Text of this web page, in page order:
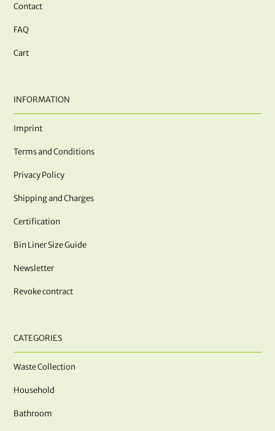
Contact
FAQ
Cart
INFORMATION
Imprint
Terms and Conditions
Privacy Policy
Shipping and Charges
Certification
Bin Liner Size Guide
Newsletter
Revoke contract
CATEGORIES
Waste Collection
Household
Bathroom